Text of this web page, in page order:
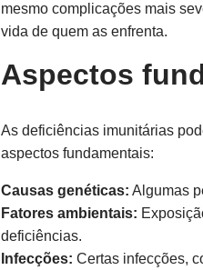
mesmo complicações mais
vida de quem as enfrenta.
Aspectos
As deficiências imunitárias
aspectos fundamentais:
Causas genéticas: Algumas
Fatores ambientais:
deficiências.
Infecções: Certas infecções,